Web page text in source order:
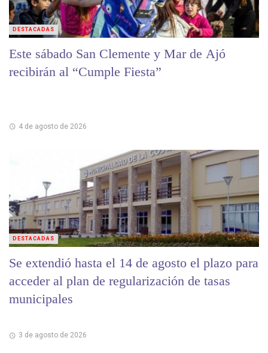
Este sábado San Clemente y Mar de Ajó
recibirán al “Cumple Fiesta”
4 de agosto de 2026
DESTACADAS
Se extendió hasta el 14 de agosto el plazo para
acceder al plan de regularización de tasas
municipales
3 de agosto de 2026
DESTACADAS